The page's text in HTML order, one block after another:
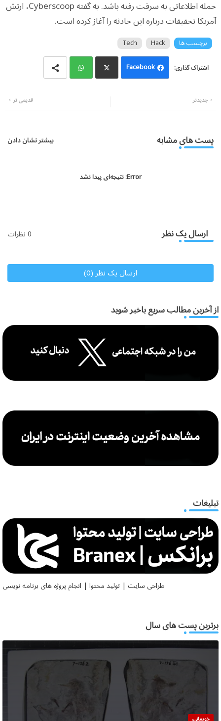
حمله اطلاعاتی به سرقت رفته باشد. به گفته Cyberscoop، ارتش
آمریکا تحقیقات درباره این حادثه را آغاز کرده است.
برچسب ها Hack
Tech
Facebook
جدیدتر قدیمی تر
پست های مشابه بیشتر نشان دادن
Error: نتیجه‌ای پیدا نشد
ارسال یک نظر 0 نظرات
ارسال یک نظر (0)
از آخرین مطالب سریع باخبر شوید
تبلیغات
طراحی سایت | تولید محتوا | انجام پروژه های برنامه نویسی
برترین پست های سال
خودمانی،